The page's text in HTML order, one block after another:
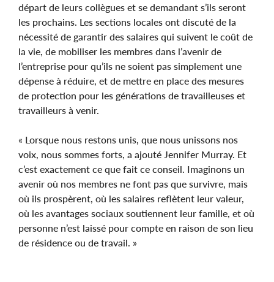
départ de leurs collègues et se demandant s’ils seront
les prochains. Les sections locales ont discuté de la
nécessité de garantir des salaires qui suivent le coût de
la vie, de mobiliser les membres dans l’avenir de
l’entreprise pour qu’ils ne soient pas simplement une
dépense à réduire, et de mettre en place des mesures
de protection pour les générations de travailleuses et
travailleurs à venir.
« Lorsque nous restons unis, que nous unissons nos
voix, nous sommes forts, a ajouté Jennifer Murray. Et
c’est exactement ce que fait ce conseil. Imaginons un
avenir où nos membres ne font pas que survivre, mais
où ils prospèrent, où les salaires reflètent leur valeur,
où les avantages sociaux soutiennent leur famille, et où
personne n’est laissé pour compte en raison de son lieu
de résidence ou de travail. »